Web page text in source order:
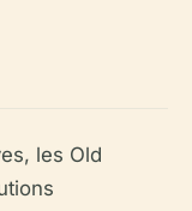
les Old